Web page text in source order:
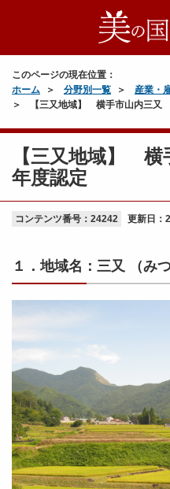
このページの現在位置：
ホーム
分野別一覧 産業・
【三又地域】 横手市山内三又
【三又地域】
年度認定
コンテンツ番号：24242 更新日：
１．地域名：三又 （みつ